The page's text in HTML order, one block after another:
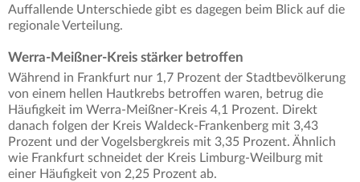
Auffallende Unterschiede gibt es dagegen beim Blick auf die
regionale Verteilung.
Werra-Meißner-Kreis stärker betroffen
Während in Frankfurt nur 1,7 Prozent der Stadtbevölkerung
von einem hellen Hautkrebs betroffen waren, betrug die
Häufigkeit im Werra-Meißner-Kreis 4,1 Prozent. Direkt
danach folgen der Kreis Waldeck-Frankenberg mit 3,43
Prozent und der Vogelsbergkreis mit 3,35 Prozent. Ähnlich
wie Frankfurt schneidet der Kreis Limburg-Weilburg mit
einer Häufigkeit von 2,25 Prozent ab.